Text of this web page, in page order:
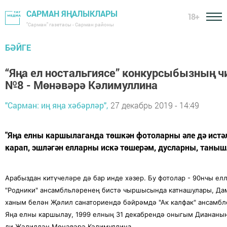
САРМАН ЯҢАЛЫКЛАРЫ
"Сарман" газетасы - Сарман районы
18+
БӘЙГЕ
“Яңа ел ностальгиясе” конкурсыбызның
№8 - Мөнәвәрә Кәлимуллина
"Сарман: иң яңа хәбәрләр", 27 декабрь 2019 - 14:49
"Яңа елны каршылаганда төшкән фотоларны әле дә
карап, эшләгән елларны искә төшерәм, дусларны,
Арабыздан китүчеләре дә бар инде хәзер. Бу фотолар - 90нчы
"Родники" ансамбльләренең бистә чыршысында катнашулары,
ханым белән Җәлил санаториендә бәйрәмдә "Ак калфак"
Яңа елны каршылау, 1999 елның 31 декабрендә оныгым